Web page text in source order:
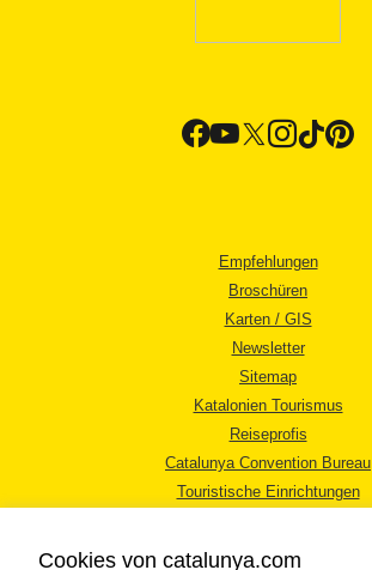
Empfehlungen
Broschüren
Karten / GIS
Newsletter
Sitemap
Katalonien Tourismus
Reiseprofis
Catalunya Convention Bureau
Touristische Einrichtungen
Cookies von catalunya.com